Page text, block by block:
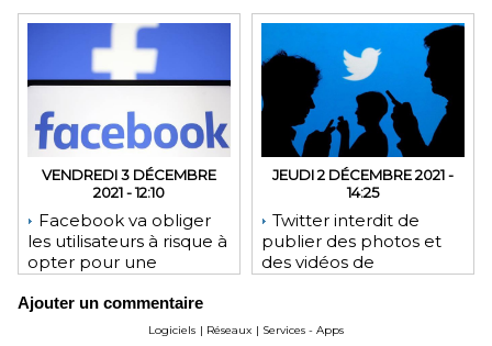
VENDREDI 3 DÉCEMBRE
2021 - 12:10
Facebook va obliger
les utilisateurs à risque à
opter pour une
JEUDI 2 DÉCEMBRE 2021 -
14:25
Twitter interdit de
publier des photos et
des vidéos de
Ajouter un commentaire
Logiciels | Réseaux | Services - Apps